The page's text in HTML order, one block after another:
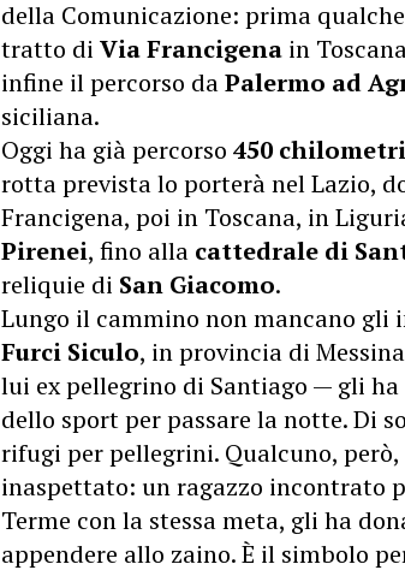
della Comunicazione: prima
tratto di Via Francigena in
infine il percorso daPalermo ad
siciliana.
Oggi ha già percorso 450 chilometri
rotta prevista lo porterà nel Lazio,
Francigena, poi in Toscana, in
Pirenei, fino alla cattedrale di
reliquie di San Giacomo.
Lungo il cammino non mancano gli
Furci Siculo, in provincia di
lui ex pellegrino di Santiago — gli
dello sport per passare la notte. Di
rifugi per pellegrini. Qualcuno,
inaspettato: un ragazzo incontrato
Terme con la stessa meta, gli ha
appendere allo zaino. È il simbolo